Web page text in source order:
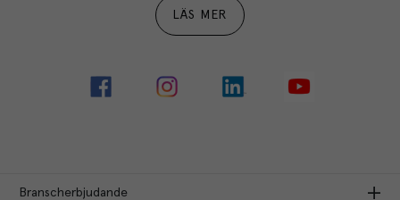
LÄS MER
Branscherbjudande